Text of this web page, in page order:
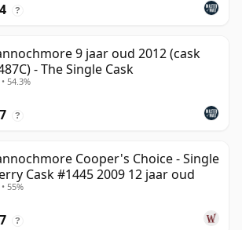
?
9 jaar oud 2012 (cask
- The Single Cask
54.3%
?
Cooper's Choice - Single
Cask #1445 2009 12 jaar oud
55%
?